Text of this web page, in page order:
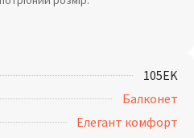
105EK
Балконет
Елегант комфорт